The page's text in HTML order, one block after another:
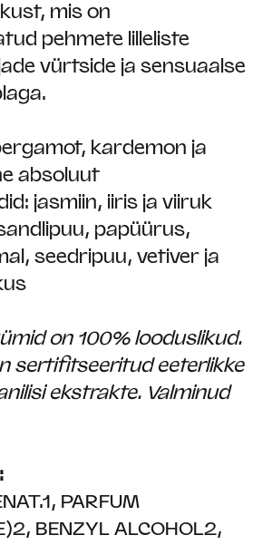
mis on
pehmete lilleliste
vürtside ja sensuaalse
kardemon ja
absoluut
jasmiin, iiris ja viiruk
papüürus,
seedripuu, vetiver ja
on 100% looduslikud.
sertifitseeritud eeterlikke
ekstrakte. Valminud
PARFUM
BENZYL ALCOHOL2,